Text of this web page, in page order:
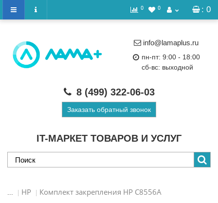
: 0
0 0
IT-МАРКЕТ ТОВАРОВ И УСЛУГ
info@lamaplus.ru
пн-пт: 9:00 - 18:00
сб-вс: выходной
8 (499) 322-06-03
Заказать обратный звонок
... HP Комплект закрепления HP C8556A